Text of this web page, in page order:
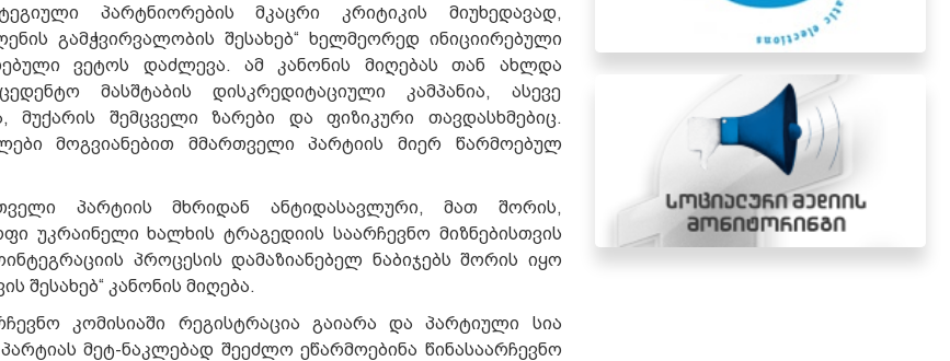
პარტნიორების მკაცრი კრიტიკის მიუხედავად,
გამჭვირვალობის შესახებ“ ხელმეორედ ინიციირებული
ვეტოს დაძლევა. ამ კანონის მიღებას თან ახლდა
მასშტაბის დისკრედიტაციული კამპანია, ასევე
მუქარის შემცველი ზარები და ფიზიკური თავდასხმებიც.
მოგვიანებით მმართველი პარტიის მიერ წარმოებულ
პარტიის მხრიდან ანტიდასავლური, მათ შორის,
უკრაინელი ხალხის ტრაგედიის საარჩევნო მიზნებისთვის
პროცესის დამაზიანებელ ნაბიჯებს შორის იყო
შესახებ“ კანონის მიღება.
კომისიაში რეგისტრაცია გაიარა და პარტიული სია
მეტ-ნაკლებად შეეძლო ეწარმოებინა წინასაარჩევნო